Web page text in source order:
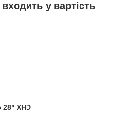
28" XHD
у вартість